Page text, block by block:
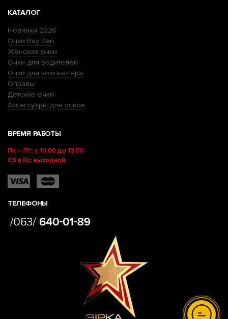
КАТАЛОГ
Новинки 2026
Очки Ray Ban
Женские очки
Очки для водителей
Очки для компьютера
Оправы
Детские очки
Аксессуары для очков
ВРЕМЯ РАБОТЫ
Пн – Пт: с 10:00 до 19:00
Сб и Вс: выходной
ТЕЛЕФОНЫ